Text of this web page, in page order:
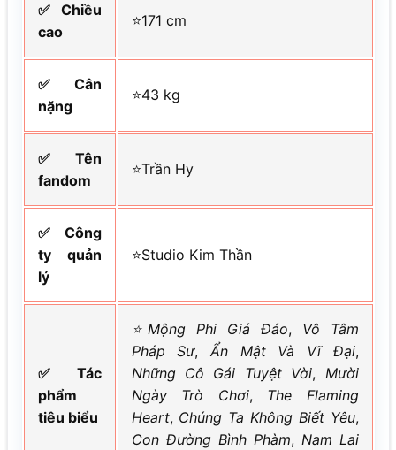
✅Chiều
cao
⭐171 cm
✅Cân
nặng
⭐43 kg
✅Tên
fandom
⭐Trần Hy
✅Công
ty quản
lý
⭐Studio Kim Thần
✅Tác
phẩm
tiêu biểu
⭐Mộng Phi Giá Đáo, Vô Tâm
Pháp Sư, Ẩn Mật Và Vĩ Đại,
Những Cô Gái Tuyệt Vời, Mười
Ngày Trò Chơi, The Flaming
Heart, Chúng Ta Không Biết Yêu,
Con Đường Bình Phàm, Nam Lai